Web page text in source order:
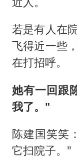
若是有人在
飞得近一些
在打招呼。
她有一回跟
我了。"
陈建国笑笑
它扫院子。"